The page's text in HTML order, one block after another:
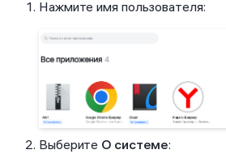
Нажмите имя пользователя:
Выберите О системе: